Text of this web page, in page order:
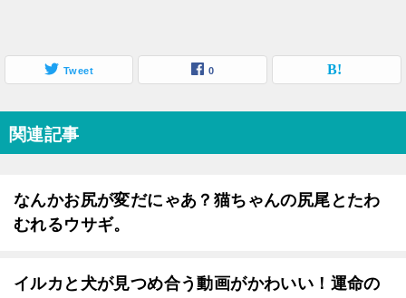
Tweet 0
関連記事
なんかお尻が変だにゃあ？猫ちゃんの尻尾とたわ
むれるウサギ。
イルカと犬が見つめ合う動画がかわいい！運命の